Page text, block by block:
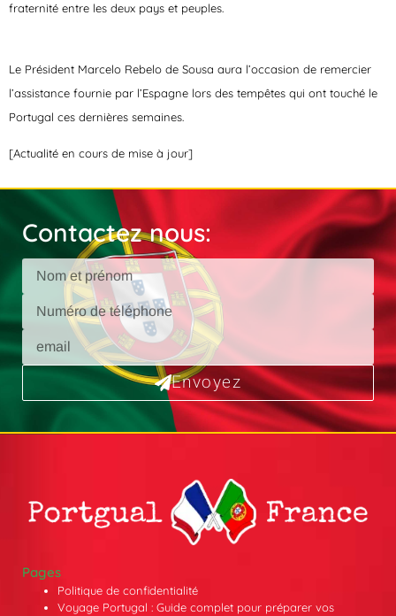
fraternité entre les deux pays et peuples.
Le Président Marcelo Rebelo de Sousa aura l’occasion de remercier
l’assistance fournie par l’Espagne lors des tempêtes qui ont touché le
Portugal ces dernières semaines.
[Actualité en cours de mise à jour]
Contactez nous:
Envoyez
Pages
Politique de confidentialité
Voyage Portugal : Guide complet pour préparer vos